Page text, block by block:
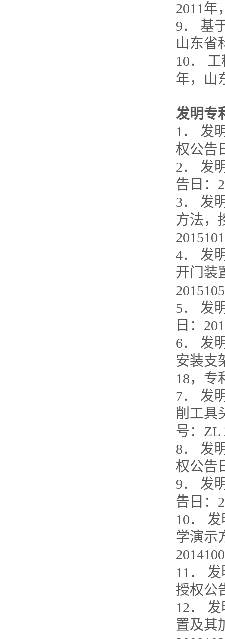
2011年
9． 基
山东省
10．
年，山
发明专
1． 发
权公告
2． 发
告日：
3． 发
方法，
4． 发
开门装
5． 发
日：
6． 发
安装支
18，专
7． 发
削工具
号：ZL
8． 发
权公告
9． 发
告日：
10．
学演示
11．
授权公
12．
置及其